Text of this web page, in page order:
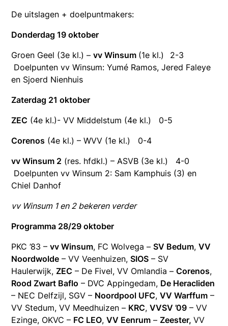
De uitslagen + doelpuntmakers:
Donderdag 19 oktober
Groen Geel (3e kl.) –vv Winsum (1e kl.)
2-3
Doelpunten vv Winsum: Yumé Ramos, Jered Faleye
en Sjoerd Nienhuis
Zaterdag 21 oktober
ZEC (4e kl.)- VV Middelstum (4e kl.) 0-5
Corenos (4e kl.) – WVV (1e kl.) 0-4
vv Winsum 2 (res. hfdkl.) – ASVB (3e kl.) 4-0
Doelpunten vv Winsum 2: Sam Kamphuis (3) en
Chiel Danhof
vv Winsum 1 en 2 bekeren verder
Programma 28/29 oktober
PKC ’83 –vv Winsum, FC Wolvega –SV Bedum,VV
Noordwolde – VV Veenhuizen,SIOS – SV
Haulerwijk,ZEC – De Fivel, VV Omlandia –Corenos,
Rood Zwart Baflo – DVC Appingedam, De Heracliden
– NEC Delfzijl, SGV – Noordpool UFC,VV Warffum –
VV Stedum, VV Meedhuizen – KRC,VVSV ’09 – VV
Ezinge, OKVC – FC LEO,VV Eenrum –Zeester,VV